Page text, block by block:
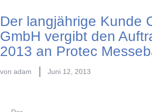
Der langjährige Kunde
GmbH vergibt den
2013 an Protec
von adam Juni 12, 2013